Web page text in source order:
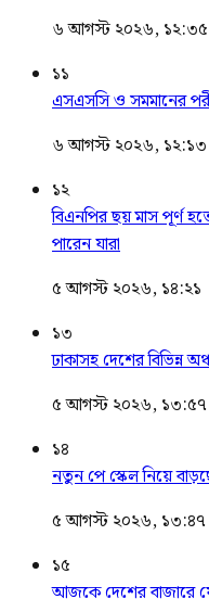
৬ আগস্ট ২০২৬, ১২:৩৫
১১
এসএসসি ও সমমানের
৬ আগস্ট ২০২৬, ১২:১৩
১২
বিএনপির ছয় মাস পূর্ণ
পারেন যারা
৫ আগস্ট ২০২৬, ১৪:২১
১৩
ঢাকাসহ দেশের বিভিন্ন
৫ আগস্ট ২০২৬, ১৩:৫৭
১৪
নতুন পে স্কেল নিয়ে
৫ আগস্ট ২০২৬, ১৩:৪৭
১৫
আজকে দেশের বাজারে